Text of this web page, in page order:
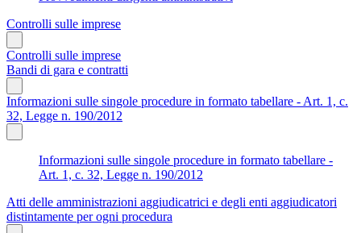
Controlli sulle imprese
Controlli sulle imprese
Bandi di gara e contratti
Informazioni sulle singole procedure in formato tabellare - Art. 1, c.
32, Legge n. 190/2012
Informazioni sulle singole procedure in formato tabellare -
Art. 1, c. 32, Legge n. 190/2012
Atti delle amministrazioni aggiudicatrici e degli enti aggiudicatori
distintamente per ogni procedura